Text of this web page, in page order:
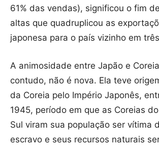
61% das vendas), significou o fim
altas que quadruplicou as
japonesa para o país vizinho em
A animosidade entre Japão e
contudo, não é nova. Ela teve
da Coreia pelo Império Japonês,
1945, período em que as Coreias
Sul viram sua população ser vítima
escravo e seus recursos naturais